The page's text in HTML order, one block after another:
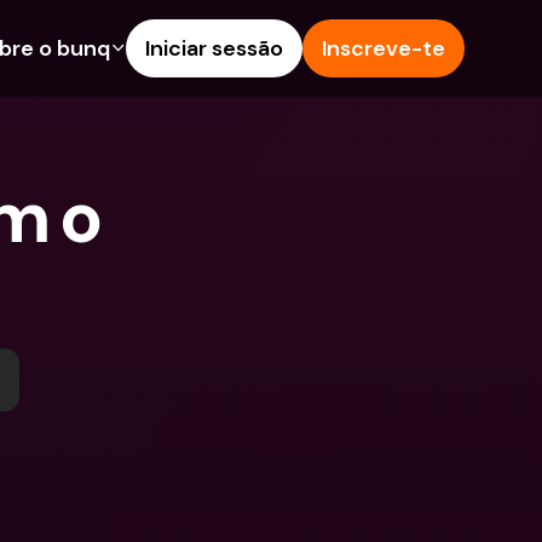
de Crédito
& IBANs
o bunq
Blog
Reportar um problema
Iniciar sessão Inscreve-te
o